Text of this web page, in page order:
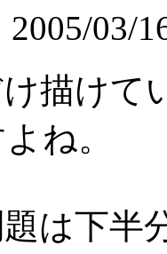
03/
け描け
ね。
題は下半